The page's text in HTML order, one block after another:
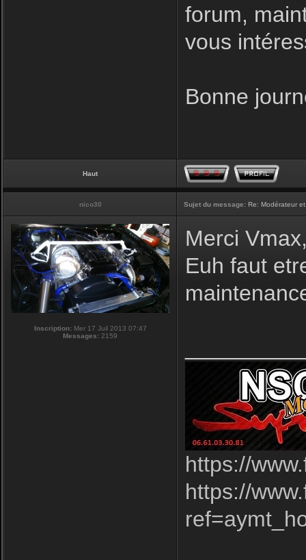
forum,
vous
Bonne
Haut
nico30 Sujet du message: Re: Modérateur
Inscription:Mer 17 Juil 2013 07:47
Messages: 2159
Merci
Euh faut
https://
https://